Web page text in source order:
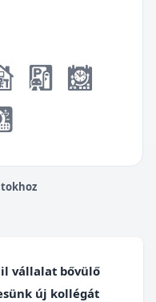
vállalat bővülő
új kollégát